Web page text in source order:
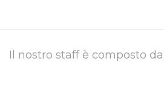
Il nostro staff è composto